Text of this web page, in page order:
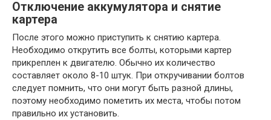
Отключение аккумулятора и снятие
картера
После этого можно приступить к снятию картера.
Необходимо открутить все болты, которыми картер
прикреплен к двигателю. Обычно их количество
составляет около 8-10 штук. При откручивании болтов
следует помнить, что они могут быть разной длины,
поэтому необходимо пометить их места, чтобы потом
правильно их установить.